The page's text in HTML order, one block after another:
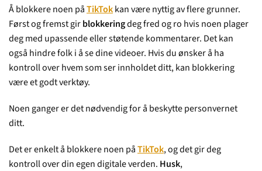
Å blokkere noen påTikTokkan være nyttig av flere grunner.
Først og fremst girblokkeringdeg fred og ro hvis noen plager
deg med upassende eller støtende kommentarer. Det kan
også hindre folk i å se dine videoer. Hvis du ønsker å ha
kontroll over hvem som ser innholdet ditt, kan blokkering
være et godt verktøy.
Noen ganger er det nødvendig for å beskytte personvernet
ditt.
Det er enkelt å blokkere noen påTikTok, og det gir deg
kontroll over din egen digitale verden. Husk,